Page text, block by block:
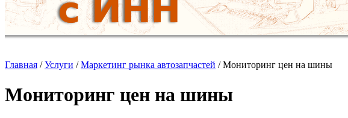
Главная /Услуги /Маркетинг рынка автозапчастей /Мониторинг цен на шины
Мониторинг цен на шины